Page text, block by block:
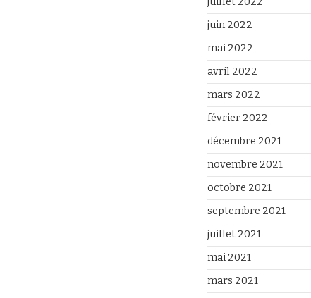
juin 2022
mai 2022
avril 2022
mars 2022
février 2022
décembre 2021
novembre 2021
octobre 2021
septembre 2021
juillet 2021
mai 2021
mars 2021